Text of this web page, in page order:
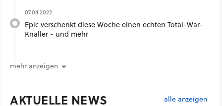
07.04.2022
Epic verschenkt diese Woche einen echten Total-War-
Knaller - und mehr
mehr anzeigen
AKTUELLE NEWS alle anzeigen